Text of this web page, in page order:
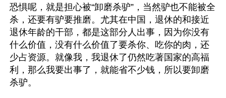
恐惧呢，就是担心被“卸磨杀驴”，当然驴也不能被全
杀，还要有驴要推磨。尤其在中国，退休的和接近
退休年龄的干部，都是这部分人出事，因为你没有
什么价值，没有什么价值了要杀你、吃你的肉，还
少占资源。就像我，我退休了仍然吃著国家的高福
利，那么我要出事了，就能省不少钱，所以要卸磨
杀驴。